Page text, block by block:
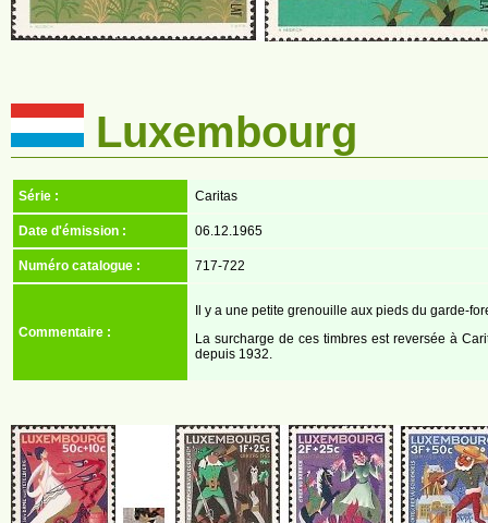
Luxembourg
Série : Caritas
Date d'émission : 06.12.1965
Numéro catalogue : 717-722
Commentaire :
Il y a une petite grenouille aux pieds du garde-
La surcharge de ces timbres est reversée à
depuis 1932.